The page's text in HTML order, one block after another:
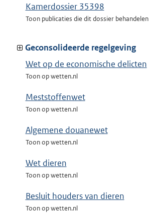
Kamerdossier 35398
Toon publicaties die dit dossier behandelen
Geconsolideerde regelgeving
Wet op de economische delicten
Toon op wetten.nl
Meststoffenwet
Toon op wetten.nl
Algemene douanewet
Toon op wetten.nl
Wet dieren
Toon op wetten.nl
Besluit houders van dieren
Toon op wetten.nl